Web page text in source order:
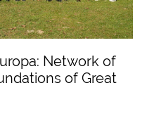
Network of
of Great